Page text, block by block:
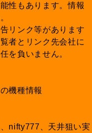
性もあります。情報
リンク等があります
者とリンク先会社に
を負いません。
機種情報
nifty777、天井狙い実